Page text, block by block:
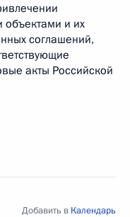
объектами и их
соглашений,
акты Российской
Добавить в Календарь